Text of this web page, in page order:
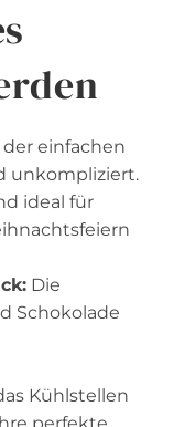
einfachen
unkompliziert.
ideal für
Die
Schokolade
Kühlstellen
perfekte